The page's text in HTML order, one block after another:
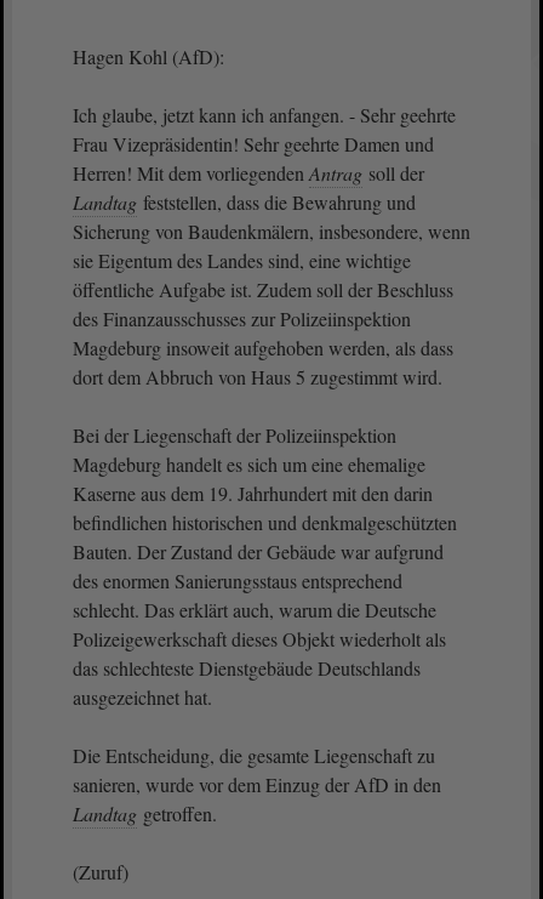
Hagen Kohl (AfD):
Ich glaube, jetzt kann ich anfangen. - Sehr geehrte
Frau Vizepräsidentin! Sehr geehrte Damen und
Herren! Mit dem vorliegenden Antrag soll der
Landtag feststellen, dass die Bewahrung und
Sicherung von Baudenkmälern, insbesondere, wenn
sie Eigentum des Landes sind, eine wichtige
öffentliche Aufgabe ist. Zudem soll der Beschluss
des Finanzausschusses zur Polizeiinspektion
Magdeburg insoweit aufgehoben werden, als dass
dort dem Abbruch von Haus 5 zugestimmt wird.
Bei der Liegenschaft der Polizeiinspektion
Magdeburg handelt es sich um eine ehemalige
Kaserne aus dem 19. Jahrhundert mit den darin
befindlichen historischen und denkmalgeschützten
Bauten. Der Zustand der Gebäude war aufgrund
des enormen Sanierungsstaus entsprechend
schlecht. Das erklärt auch, warum die Deutsche
Polizeigewerkschaft dieses Objekt wiederholt als
das schlechteste Dienstgebäude Deutschlands
ausgezeichnet hat.
Die Entscheidung, die gesamte Liegenschaft zu
sanieren, wurde vor dem Einzug der AfD in den
Landtag getroffen.
(Zuruf)